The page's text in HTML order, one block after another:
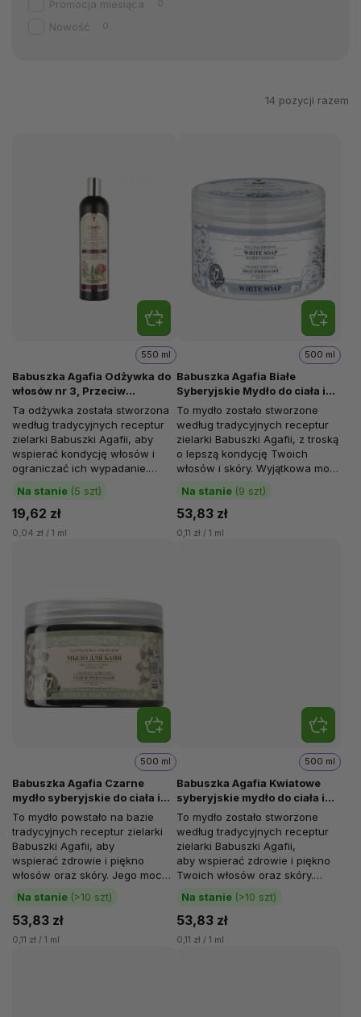
Promocja miesiąca 0
Nowość 0
14 pozycji razem
Babuszka Agafia Odżywka do
włosów nr 3, Przeciw
wypadaniu włosów, Propolis z
łopianu, 550 ml
Na stanie (5 szt)
550 ml
19,62 zł
0,04 zł / 1 ml
Ta odżywka została stworzona
według tradycyjnych receptur
zielarki Babuszki Agafii, aby
wspierać kondycję włosów i
ograniczać ich wypadanie.
Unikalna siła syberyjskich ziół...
Babuszka Agafia Białe
Syberyjskie Mydło do ciała i
włosów, 500 ml
Na stanie (9 szt)
500 ml
53,83 zł
0,11 zł / 1 ml
To mydło zostało stworzone
według tradycyjnych receptur
zielarki Babuszki Agafii, z troską
o lepszą kondycję Twoich
włosów i skóry. Wyjątkowa moc
ziół zawartych w składzie...
Babuszka Agafia Czarne
mydło syberyjskie do ciała i
włosów, 500 ml
Na stanie (>10 szt)
500 ml
53,83 zł
0,11 zł / 1 ml
To mydło powstało na bazie
tradycyjnych receptur zielarki
Babuszki Agafii, aby
wspierać zdrowie i piękno
włosów oraz skóry. Jego moc
pochodzi z czystej syberyjskiej...
Babuszka Agafia Kwiatowe
syberyjskie mydło do ciała i
włosów, 500 ml
Na stanie (>10 szt)
500 ml
53,83 zł
0,11 zł / 1 ml
To mydło zostało stworzone
według tradycyjnych receptur
zielarki Babuszki Agafii,
aby wspierać zdrowie i piękno
Twoich włosów oraz skóry.
Wyjątkowa siła ziół w jego...